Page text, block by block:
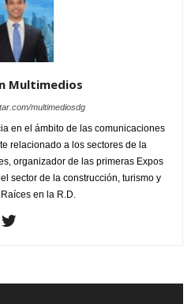
Multimedios
multimediosdg
en el ámbito de las comunicaciones
relacionado a los sectores de la
organizador de las primeras Expos
sector de la construcción, turismo y
en la R.D.